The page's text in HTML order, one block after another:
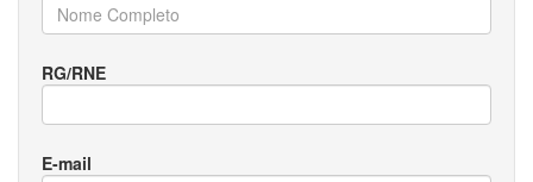
RG/RNE
E-mail